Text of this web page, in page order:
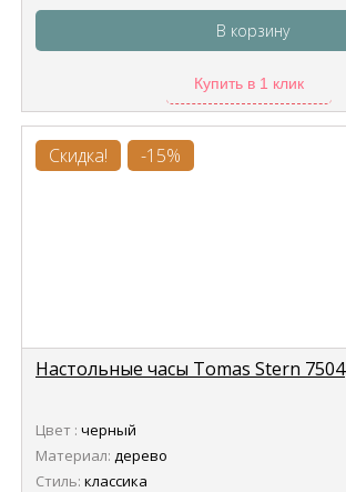
В корзину
Купить в 1 клик
Скидка! -15%
Настольные часы Tomas Stern 7504
Цвет : черный
Материал: дерево
Стиль: классика